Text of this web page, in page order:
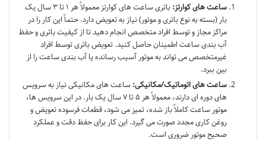
ساعت های کوارتز:
باتری ساعت های کوارتز معمولاً هر ۱ تا ۳ سال یک
بار (بسته به نوع باتری و موتور) نیاز به تعویض دارد. حتماً این کار را در
مراکز مجاز و توسط افراد متخصص انجام دهید تا از کیفیت باتری و حفظ
آب بندی ساعت اطمینان حاصل کنید. تعویض باتری توسط افراد
غیرمتخصص می تواند به موتور آسیب رسانده یا آب بندی ساعت را از
بین ببرد.
ساعت های اتوماتیک/مکانیکی: ساعت های مکانیکی نیاز به سرویس
های دوره ای دارند، معمولاً هر ۵ تا ۷ سال یک بار. در این سرویس ها،
موتور ساعت کاملاً باز شده، تمیز می شود، قطعات فرسوده تعویض و
روغن کاری مجدد صورت می گیرد. این کار برای حفظ دقت و عملکرد
صحیح موتور ضروری است.